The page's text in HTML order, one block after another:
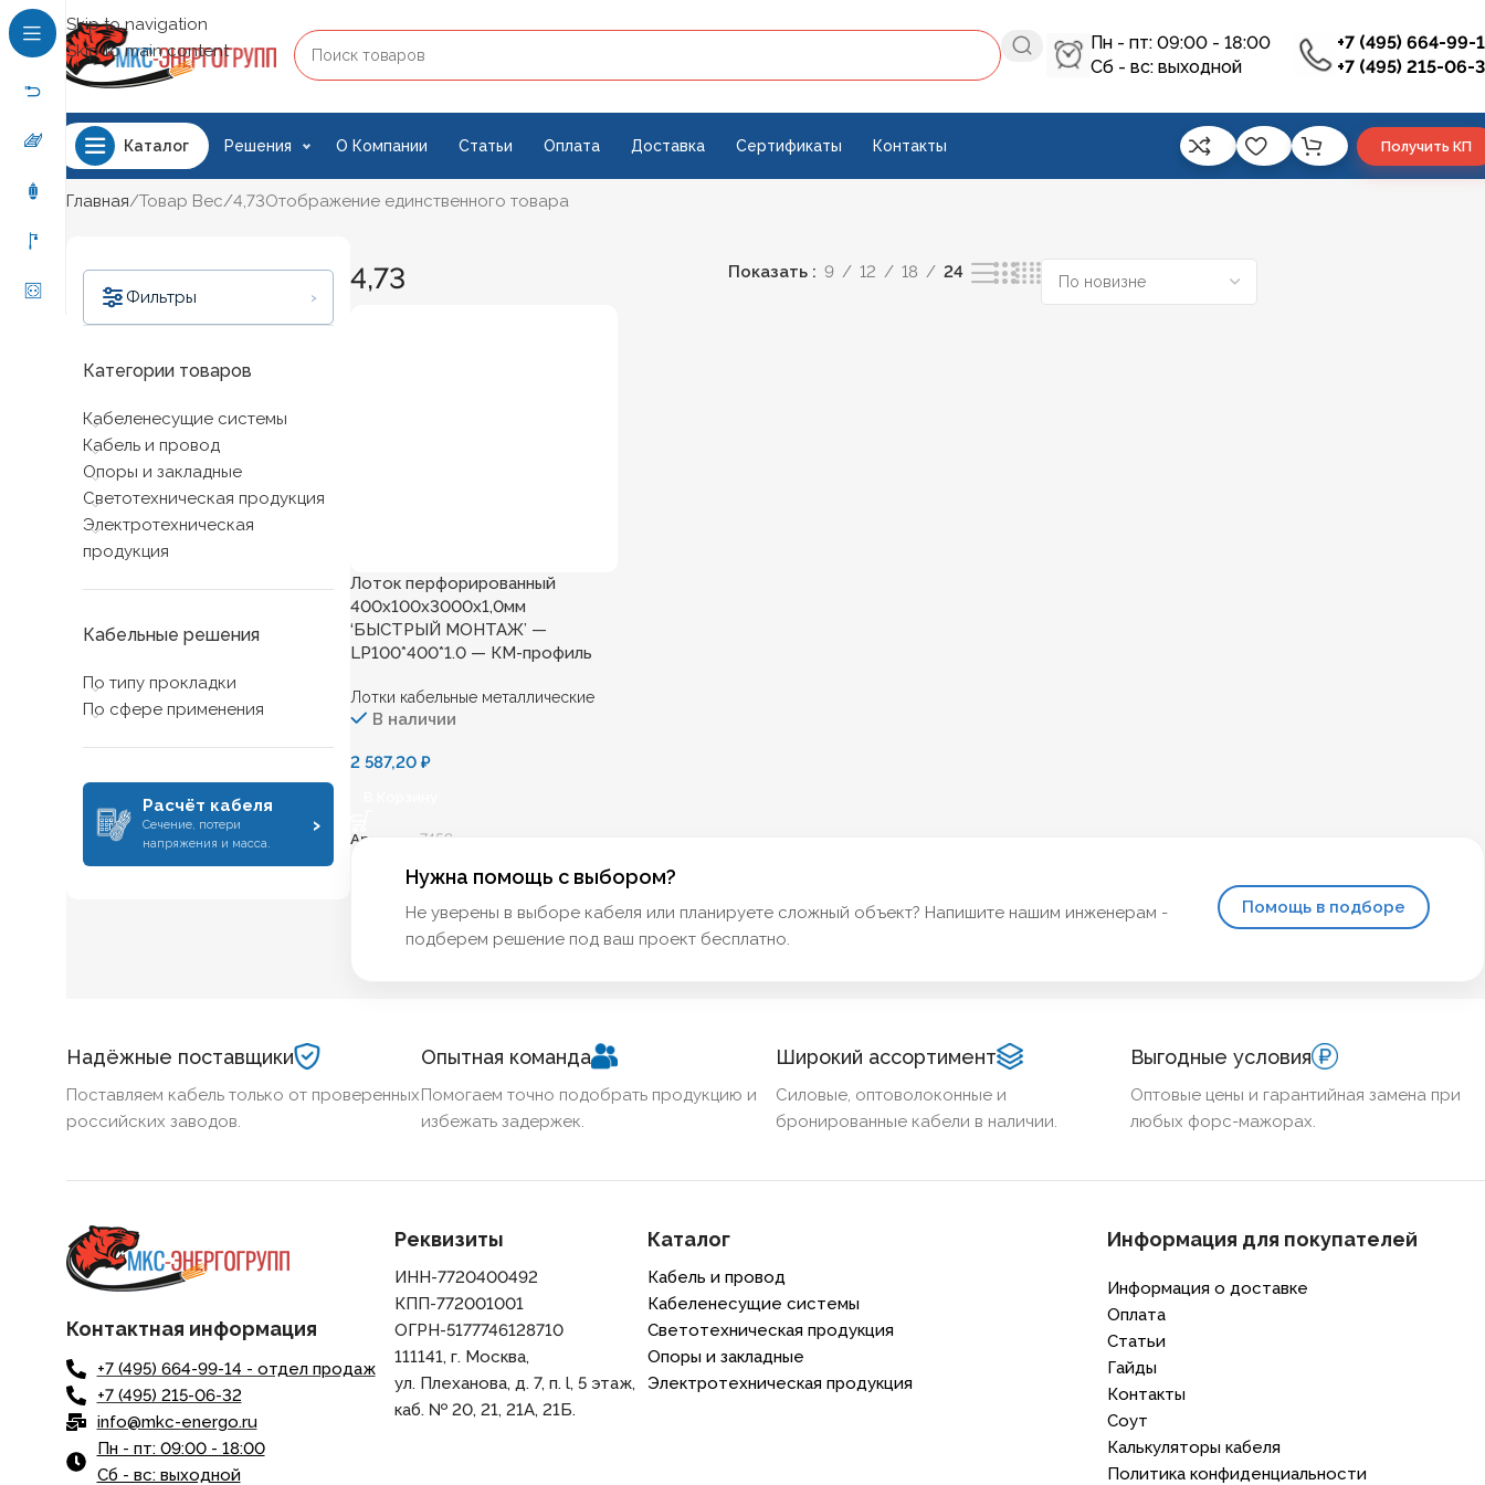
Skip to navigation
Skip to main content
Пн - пт: 09:00 - 18:00
Сб - вс: выходной
+7 (495) 664-99-
+7 (495) 215-06-
Каталог Решения О Компании Статьи Оплата Доставка Сертификаты Контакты Получить КП
Главная Товар Вес 4,73Отображение единственного товара
Фильтры ›
Фильтрация
Цена:2 580 ₽— 2 590 ₽
Категории товаров
Кабеленесущие системы
Кабель и провод
Опоры и закладные
Светотехническая продукция
Электротехническая
продукция
Кабельные решения
По типу прокладки
По сфере применения
Расчёт кабеля
Сечение, потери
напряжения и масса.
›
4,73 Показать 9 12 18 24
Лоток перфорированный
400х100х3000х1,0мм
‘БЫСТРЫЙ МОНТАЖ’ —
LP100*400*1.0 — КМ-профиль
Лотки кабельные металлические
В наличии
2 587,20 ₽
Артикул: 7459
Нужна помощь с выбором?
Не уверены в выборе кабеля или планируете сложный объект? Напишите нашим инженерам -
подберем решение под ваш проект бесплатно.
Помощь в подборе
Надёжные поставщики
Поставляем кабель только от проверенных
российских заводов.
Опытная команда
Помогаем точно подобрать продукцию и
избежать задержек.
Широкий ассортимент
Силовые, оптоволоконные и
бронированные кабели в наличии.
Выгодные условия
Оптовые цены и гарантийная замена при
любых форс-мажорах.
Контактная информация
+7 (495) 664-99-14 - отдел продаж
+7 (495) 215-06-32
info@mkc-energo.ru
Пн - пт: 09:00 - 18:00
Сб - вс: выходной
Реквизиты
ИНН-7720400492
КПП-772001001
ОГРН-5177746128710
111141, г. Москва,
ул. Плеханова, д. 7, п. l, 5 этаж,
каб. № 20, 21, 21A, 21Б.
Каталог
Кабель и провод
Кабеленесущие системы
Светотехническая продукция
Опоры и закладные
Электротехническая продукция
Информация для покупателей
Информация о доставке
Оплата
Статьи
Гайды
Контакты
Соут
Калькуляторы кабеля
Политика конфиденциальности